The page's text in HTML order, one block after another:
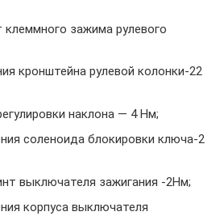
клеммного зажима рулевого
кронштейна рулевой колонки-22
наклона — 4 Нм;
соленоида блокировки ключа-2
выключателя зажигания -2Нм;
корпуса выключателя